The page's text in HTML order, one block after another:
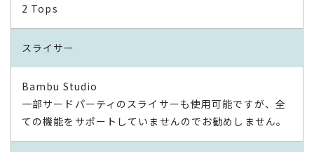
2 Tops
スライサー
Bambu Studio
一部サードパーティのスライサーも使用可能ですが、全
ての機能をサポートしていませんのでお勧めしません。